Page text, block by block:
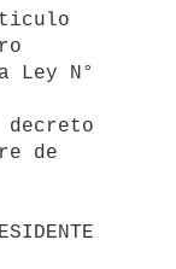
Ley N°
decreto
de